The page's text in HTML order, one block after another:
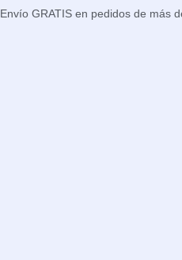
Envío GRATIS en pedidos de más